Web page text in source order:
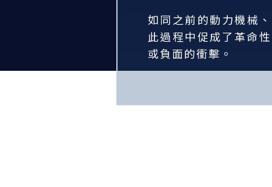
如同之前的動力機械
此過程中促成了革命
或負面的衝擊。